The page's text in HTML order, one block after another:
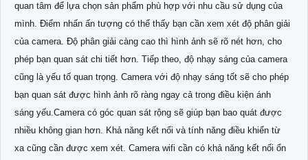
quan tâm để lựa chọn sản phẩm phù hợp với nhu cầu sử dụng của
mình. Điểm nhấn ấn tượng có thể thấy bạn cần xem xét độ phân giải
của camera. Độ phân giải càng cao thì hình ảnh sẽ rõ nét hơn, cho
phép bạn quan sát chi tiết hơn. Tiếp theo, độ nhạy sáng của camera
cũng là yếu tố quan trọng. Camera với độ nhạy sáng tốt sẽ cho phép
bạn quan sát được hình ảnh rõ ràng ngay cả trong điều kiện ánh
sáng yếu.Camera có góc quan sát rộng sẽ giúp bạn bao quát được
nhiều không gian hơn. Khả năng kết nối và tính năng điều khiển từ
xa cũng cần được xem xét. Camera wifi cần có khả năng kết nối ổn